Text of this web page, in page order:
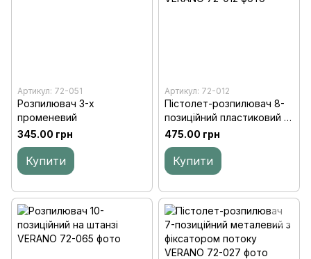
Артикул: 72-051
Розпилювач 3-х
променевий
345.00 грн
Купити
Артикул: 72-012
Пістолет-розпилювач 8-
позиційний пластиковий з
фіксатором потоку
VERANO
475.00 грн
Купити